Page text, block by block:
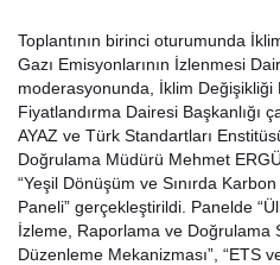
Toplantının birinci oturumunda
Gazı Emisyonlarının İzlenmesi
moderasyonunda, İklim Değişikliği
Fiyatlandırma Dairesi Başkanlığı
AYAZ ve Türk Standartları
Doğrulama Müdürü Mehmet
“Yeşil Dönüşüm ve Sınırda
Paneli” gerçekleştirildi. Panelde
İzleme, Raporlama ve Doğrulama
Düzenleme Mekanizması”, “ETS